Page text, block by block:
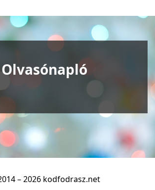
Olvasónapló
– 2026 kodfodrasz.net